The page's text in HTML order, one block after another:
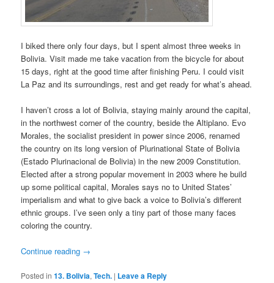
I biked there only four days, but I spent almost three weeks in
Bolivia. Visit made me take vacation from the bicycle for about
15 days, right at the good time after finishing Peru. I could visit
La Paz and its surroundings, rest and get ready for what’s ahead.
I haven’t cross a lot of Bolivia, staying mainly around the capital,
in the northwest corner of the country, beside the Altiplano. Evo
Morales, the socialist president in power since 2006, renamed
the country on its long version of Plurinational State of Bolivia
(Estado Plurinacional de Bolivia) in the new 2009 Constitution.
Elected after a strong popular movement in 2003 where he build
up some political capital, Morales says no to United States’
imperialism and what to give back a voice to Bolivia’s different
ethnic groups. I’ve seen only a tiny part of those many faces
coloring the country.
Continue reading →
Posted in 13. Bolivia,Tech. | Leave a Reply